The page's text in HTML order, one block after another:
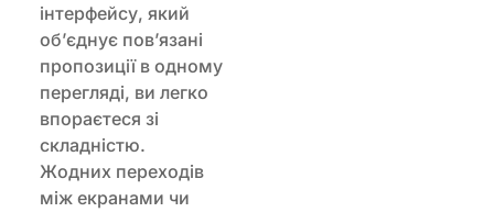
інтерфейсу, який
об’єднує пов’язані
пропозиції в одному
перегляді, ви легко
впораєтеся зі
складністю.
Жодних переходів
між екранами чи